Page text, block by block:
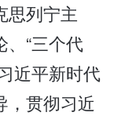
列宁主
、“三个代
近平新时代
，贯彻习近